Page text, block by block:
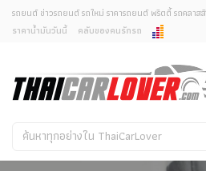
ยกเลิกการแจ้ง
คุณต้องการยกเลิกการแจ้งเตือนข่
ใช่หรือไม่?
ไม่
รถยนต์ ข่าวรถยนต์ รถใหม่ ราคารถยนต์ พริตตี้ รถคลาส
ราคาน้ำมันวันนี้
คลับของคนรักรถ